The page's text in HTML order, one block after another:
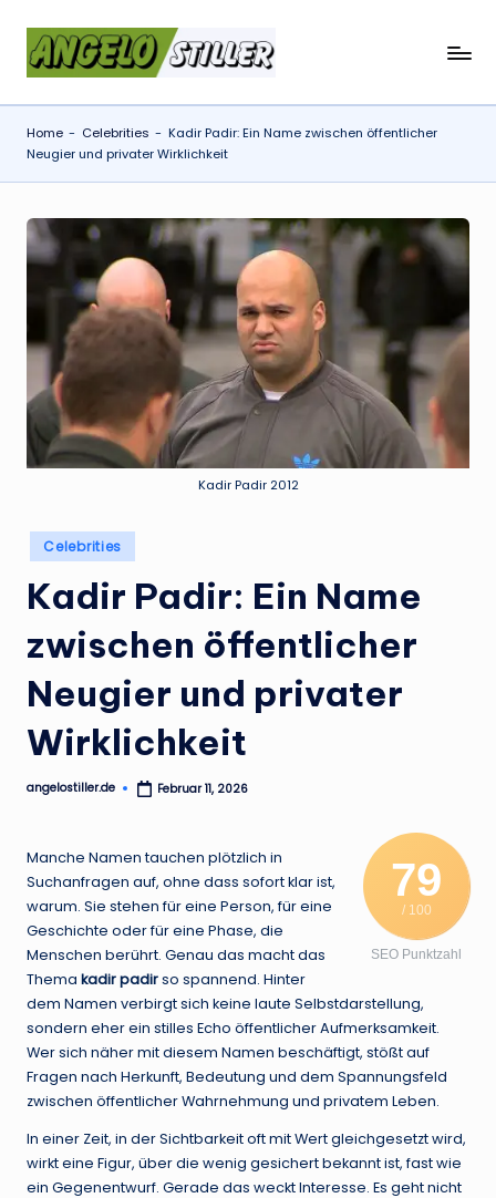
a
n
g
e
l
o
il
l
e
r
e
Home - Celebrities - Kadir Padir: Ein Name zwischen öffentlicher
Neugier und privater Wirklichkeit
Kadir Padir 2012
Posted
in
Celebrities
Kadir Padir: Ein Name
zwischen öffentlicher
Neugier und privater
Wirklichkeit
Posted
angelostiller.de Februar 11, 2026
79
/ 100
SEO Punktzahl
Manche Namen tauchen plötzlich in
Suchanfragen auf, ohne dass sofort klar ist,
warum. Sie stehen für eine Person, für eine
Geschichte oder für eine Phase, die
Menschen berührt. Genau das macht das
Thema kadir padirso spannend. Hinter
dem Namen verbirgt sich keine laute Selbstdarstellung,
sondern eher ein stilles Echo öffentlicher Aufmerksamkeit.
Wer sich näher mit diesem Namen beschäftigt, stößt auf
Fragen nach Herkunft, Bedeutung und dem Spannungsfeld
zwischen öffentlicher Wahrnehmung und privatem Leben.
In einer Zeit, in der Sichtbarkeit oft mit Wert gleichgesetzt wird,
wirkt eine Figur, über die wenig gesichert bekannt ist, fast wie
ein Gegenentwurf. Gerade das weckt Interesse. Es geht nicht